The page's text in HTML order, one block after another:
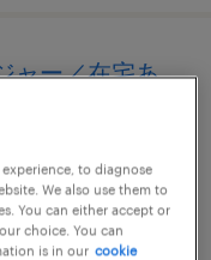
ャー／在宅あ
year, 年収1,400
to diagnose
We also use them to
You can either accept or
choice. You can
is in our cookie